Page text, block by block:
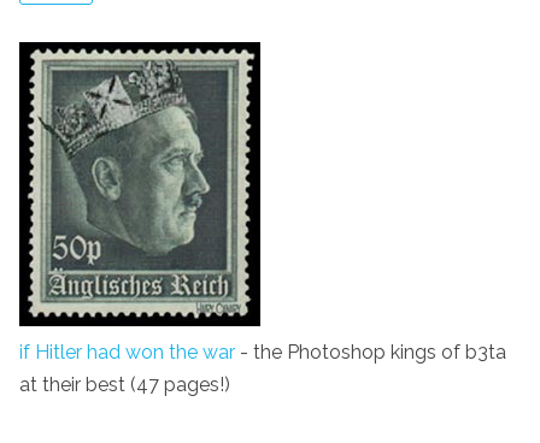
if Hitler had won the war - the Photoshop kings of b3ta
at their best (47 pages!)